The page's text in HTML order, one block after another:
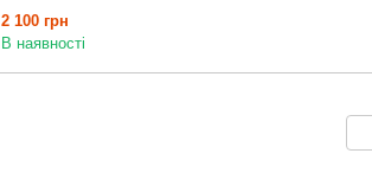
2 100 грн
В наявності